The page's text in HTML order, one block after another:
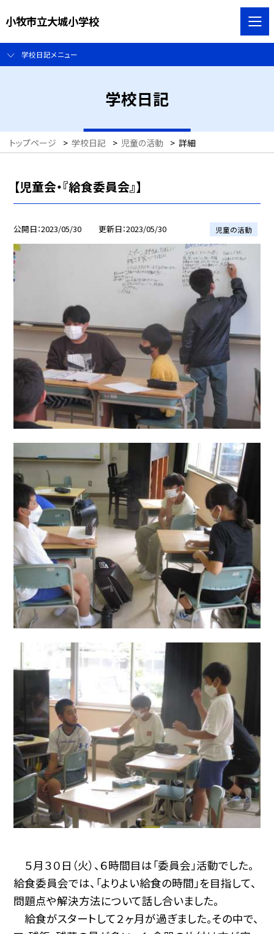
小牧市立大城小学校
学校日記メニュー
学校日記
トップページ > 学校日記 > 児童の活動 > 詳細
【児童会・『給食委員会』】
公開日 2023/05/30 更新日 2023/05/30 児童の活動
５月３０日（火）、６時間目は「委員会」活動でした。
給食委員会では、「よりよい給食の時間」を目指して、
問題点や解決方法について話し合いました。
給食がスタートして２ヶ月が過ぎました。その中で、